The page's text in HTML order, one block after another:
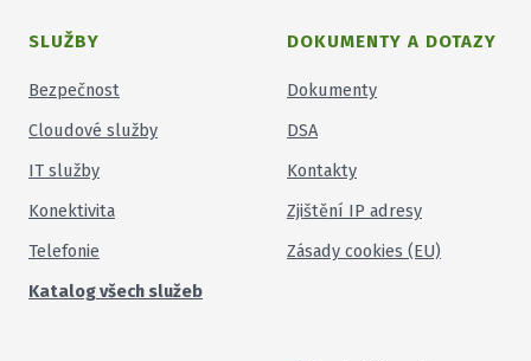
SLUŽBY
Bezpečnost
Cloudové služby
IT služby
Konektivita
Telefonie
Katalog všech služeb
DOKUMENTY A DOTAZY
Dokumenty
DSA
Kontakty
Zjištění IP adresy
Zásady cookies (EU)